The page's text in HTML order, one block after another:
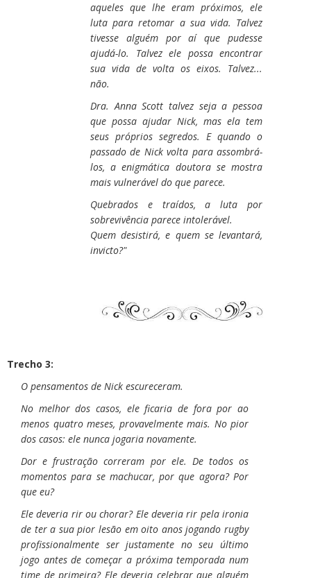
aqueles que lhe eram próximos, ele
luta para retomar a sua vida. Talvez
tivesse alguém por aí que pudesse
ajudá-lo. Talvez ele possa encontrar
sua vida de volta os eixos. Talvez...
não.
Dra. Anna Scott talvez seja a pessoa
que possa ajudar Nick, mas ela tem
seus próprios segredos. E quando o
passado de Nick volta para assombrá-
los, a enigmática doutora se mostra
mais vulnerável do que parece.
Quebrados e traídos, a luta por
sobrevivência parece intolerável.
Quem desistirá, e quem se levantará,
invicto?"
Trecho 3:
O pensamentos de Nick escureceram.
No melhor dos casos, ele ficaria de fora por ao
menos quatro meses, provavelmente mais. No pior
dos casos: ele nunca jogaria novamente.
Dor e frustração correram por ele. De todos os
momentos para se machucar, por que agora? Por
que eu?
Ele deveria rir ou chorar? Ele deveria rir pela ironia
de ter a sua pior lesão em oito anos jogando rugby
profissionalmente ser justamente no seu último
jogo antes de começar a próxima temporada num
time de primeira? Ele deveria celebrar que alguém